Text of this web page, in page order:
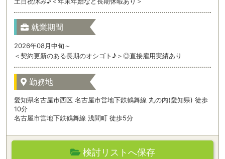
就業期間
2026年08月中旬～
＜契約更新のある長期のオシゴト♪＞◎直接雇用実績あり
勤務地
愛知県名古屋市西区 名古屋市営地下鉄鶴舞線 丸の内(愛知県) 徒歩
10分
名古屋市営地下鉄鶴舞線 浅間町 徒歩5分
検討リストへ保存